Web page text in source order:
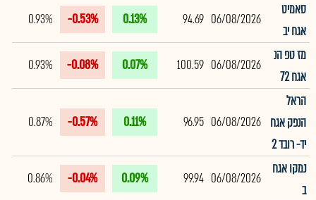
סאמיט
אגח יב
06/08/2026
94.69
0.13%
-0.53%
0.93%
מז טפ הנ
אגח 72
06/08/2026
100.59
0.07%
-0.08%
0.93%
הראל
הנפק אגח
יד- רובד 2
06/08/2026
96.95
0.11%
-0.57%
0.87%
נמקו אגח
ב
06/08/2026
99.94
0.09%
-0.04%
0.86%